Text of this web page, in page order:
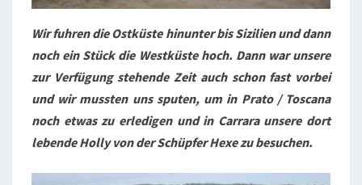
Wir fuhren die Ostküste hinunter bis Sizilien und dann
noch ein Stück die Westküste hoch. Dann war unsere
zur Verfügung stehende Zeit auch schon fast vorbei
und wir mussten uns sputen, um in Prato / Toscana
noch etwas zu erledigen und in Carrara unsere dort
lebende Holly von der Schüpfer Hexe zu besuchen.